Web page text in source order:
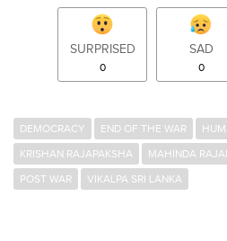
SURPRISED
0
SAD
0
DEMOCRACY END OF THE WAR
KRISHAN RAJAPAKSHA
MAHINDA
POST WAR
VIKALPA SRI LANKA